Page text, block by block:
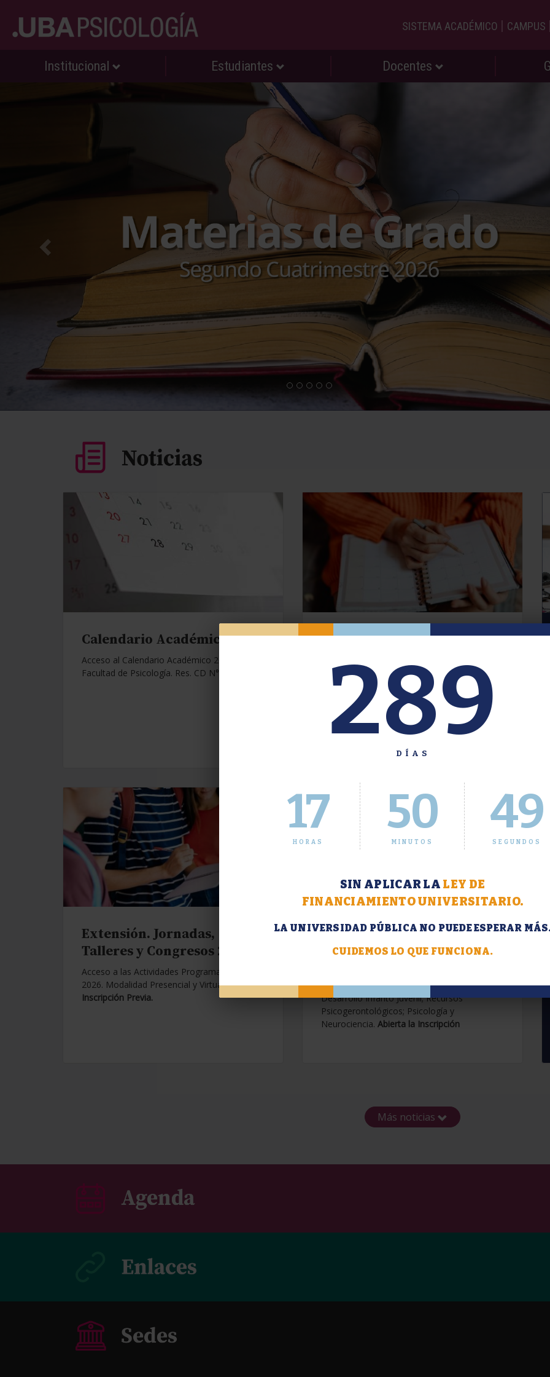
289
DÍAS
17
HORAS
50
MINUTOS
50
SEGUNDOS
SIN APLICAR LA LEY DE
FINANCIAMIENTO UNIVERSITARIO.
LA UNIVERSIDAD PÚBLICA NO PUEDE ESPERAR
CUIDEMOS LO QUE FUNCIONA.
SISTEMA ACADÉMICO | CAMPUS |
Institucional Estudiantes Docentes
Calendario Académico 2026.
Acceso al Calendario Académico 2026 de la
Facultad de Psicología. Res. CD N°1112/25.
Oferta de Grado. Segundo
Inscripción del 30 de julio al 4 de agosto a
través del Sistema Académico
Extensión. Jornadas,
Talleres y Congresos 2026.
Acceso a las Actividades Programadas para
2026. Modalidad Presencial y Virtual.Con
Inscripción Previa.
Extensión. Diplomaturas
2026.
Contemporáneas; Problemáticas en el
Desarrollo Infanto Juvenil; Recursos
Psicogerontológicos; Psicología y
Neurociencia. Abierta la Inscripción
Más noticias